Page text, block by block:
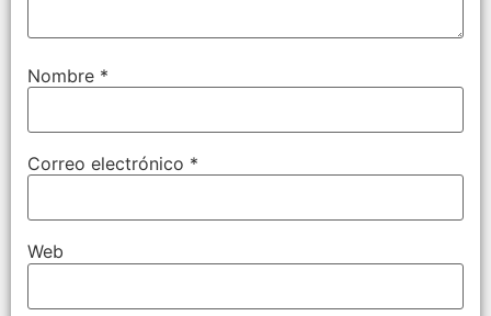
Nombre *
Correo electrónico *
Web